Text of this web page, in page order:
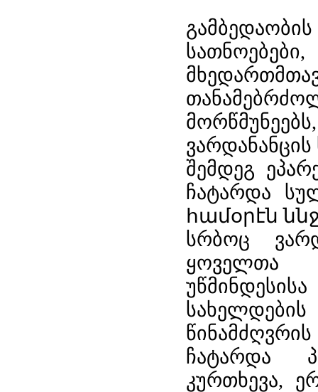
შემდეგ
ჩატარდა
համօրէն
სრბოც
ყოველთა
ჩატარდა
კურთხევა,